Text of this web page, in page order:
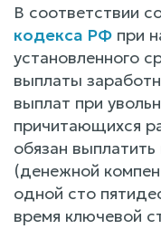
В соответствии
кодекса РФ при
установленного
выплаты
выплат при
причитающихся
обязан
(денежной
одной сто
время ключевой